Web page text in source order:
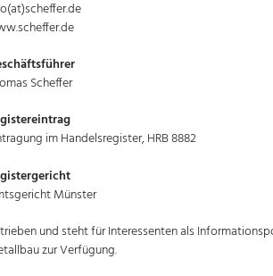
Scheffer
im Handelsregister, HRB 8882
Münster
und steht für Interessenten als
zur Verfügung.